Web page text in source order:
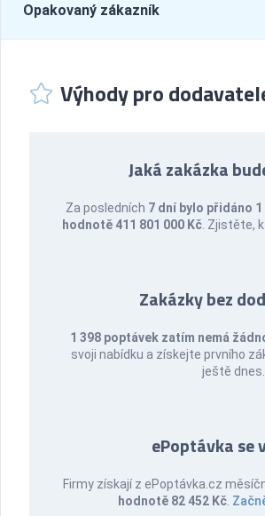
Opakovaný zákazník
Výhody pro
Jaká zakázka
Za posledních 7 dní bylo přidáno
hodnotě 411 801 000 Kč . Zjistěte,
Zakázky bez
1 398 poptávek zatím nemá
svoji nabídku a získejte prvního
ještě dnes.
ePoptávka se
Firmy získají z ePoptávka.cz
hodnotě 82 452 Kč